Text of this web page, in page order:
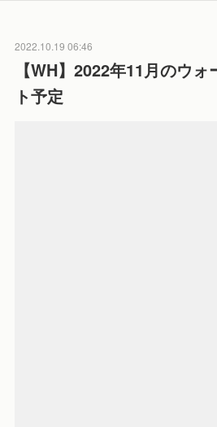
2022.10.19 06:46
【WH】2022年11月のウ
ト予定